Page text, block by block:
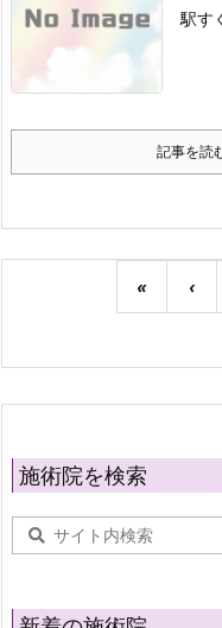
駅す
記事を読
« ‹
施術院を検索